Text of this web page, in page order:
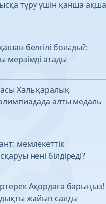
тұру үшін қанша ақша
белгілі болады?:
мерзімді атады
Халықаралық
алты медаль
мемлекеттік
нені білдіреді?
Ақордаға барыңыз!
жайып салды